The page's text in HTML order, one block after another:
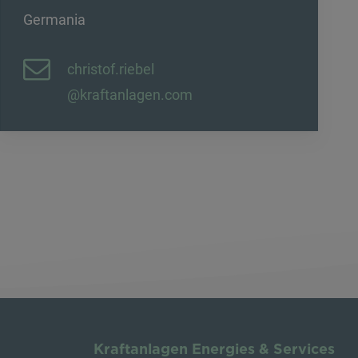
Germania
christof.riebel
@kraftanlagen.com
Kraftanlagen Energies & Services